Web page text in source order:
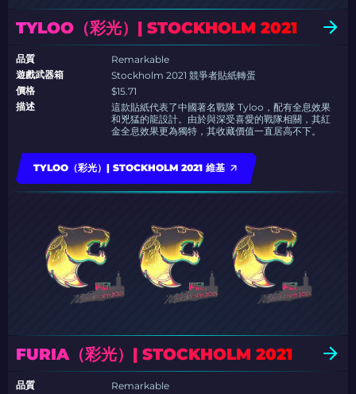
TYLOO（彩光）| STOCKHOLM 2021
品質
Remarkable
遊戲武器箱
Stockholm 2021 競爭者貼紙轉蛋
價格
$15.71
描述
這款貼紙代表了中國著名戰隊 Tyloo，配有全息效果
和兇猛的龍設計。由於與深受喜愛的戰隊相關，其紅
金全息效果更為獨特，其收藏價值一直居高不下。
TYLOO（彩光）| STOCKHOLM 2021 維基
FURIA（彩光）| STOCKHOLM 2021
品質
Remarkable